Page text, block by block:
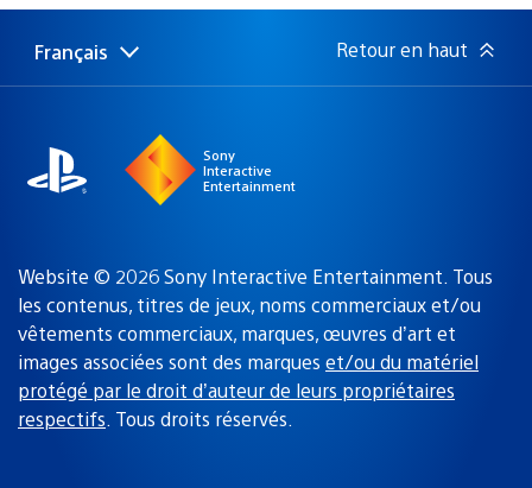
publication
Choisir
une
Région
actuelle
Français Retour en haut
Sony
Interactive
Entertainment
Website © 2026 Sony Interactive Entertainment. Tous
les contenus, titres de jeux, noms commerciaux et/ou
vêtements commerciaux, marques, œuvres d’art et
images associées sont des marques et/ou du matériel
protégé par le droit d’auteur de leurs propriétaires
respectifs. Tous droits réservés.